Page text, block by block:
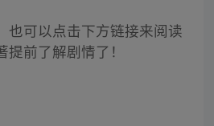
也可以点击下方链接来阅读
提前了解剧情了！